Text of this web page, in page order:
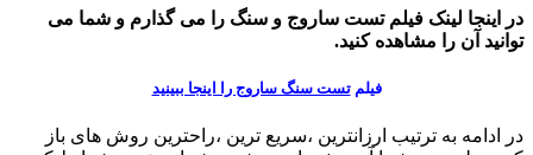
در اینجا لینک فیلم تست ساروج و سنگ را می گذارم و شما می
توانید آن را مشاهده کنید.
فیلمتست سنگ ساروج را اینجا ببینید
در ادامه به ترتیب ارزانترین ،سریع ترین ،راحترین روش های باز